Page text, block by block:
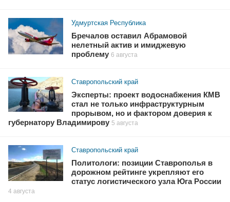
Удмуртская Республика
Бречалов оставил Абрамовой
нелетный актив и имиджевую
проблему 6 августа
Ставропольский край
Эксперты: проект водоснабжения КМВ
стал не только инфраструктурным
прорывом, но и фактором доверия к
губернатору Владимирову 5 августа
Ставропольский край
Политологи: позиции Ставрополья в
дорожном рейтинге укрепляют его
статус логистического узла Юга России
4 августа